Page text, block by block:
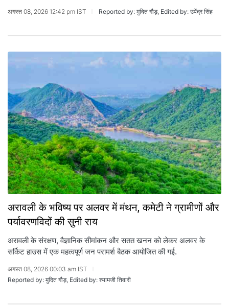
अगस्त 08, 2026 12:42 pm IST Reported by: मुदित गौड़, Edited by: उपेंद्र सिंह
अरावली के भविष्य पर अलवर में मंथन, कमेटी ने ग्रामीणों और
पर्यावरणविदों की सुनी राय
अरावली के संरक्षण, वैज्ञानिक सीमांकन और सतत खनन को लेकर अलवर के
सर्किट हाउस में एक महत्वपूर्ण जन परामर्श बैठक आयोजित की गई.
अगस्त 08, 2026 00:03 am IST
Reported by: मुदित गौड़, Edited by: श्यामजी तिवारी